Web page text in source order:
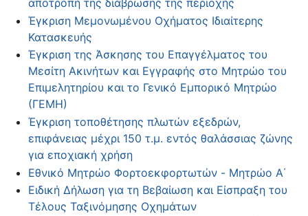
αποτροπή της διάβρωσης της περιοχής
Έγκριση Μεμονωμένου Οχήματος Ιδιαίτερης
Κατασκευής
Έγκριση της Άσκησης του Επαγγέλματος του
Μεσίτη Ακινήτων και Εγγραφής στο Μητρώο του
Επιμελητηρίου και το Γενικό Εμπορικό Μητρώο
(ΓΕΜΗ)
Έγκριση τοποθέτησης πλωτών εξεδρών,
επιφάνειας μέχρι 150 τ.μ. εντός θαλάσσιας ζώνης
για εποχιακή χρήση
Εθνικό Μητρώο Φορτοεκφορτωτών - Μητρώο Α΄
Ειδική Δήλωση για τη Βεβαίωση και Είσπραξη του
Τέλους Ταξινόμησης Οχημάτων